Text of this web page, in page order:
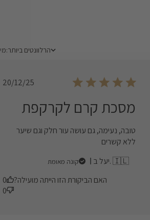
מיין לפי
מיין לפי:הרלוונטים ביותר
Published
20/12/25
מסכת קרם לקרקפת
טובה, נעימה, גם עושה עור חלק וגם שיער
ללא קשרים
יעל ב. 🇮🇱
קונה מאומת
האם הביקורת הזו הייתה מועילה?
0
0